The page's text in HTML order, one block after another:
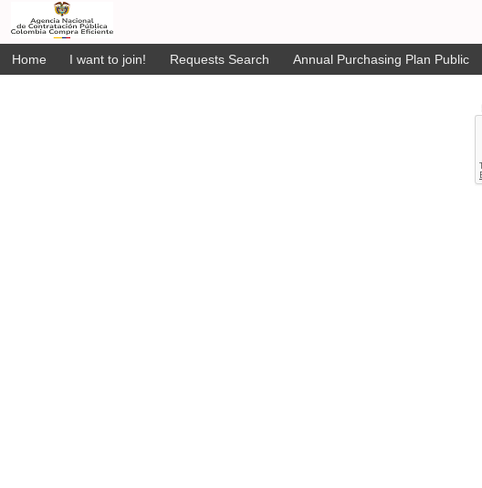
Home I want to join! Requests Search Annual Purchasing Plan Public